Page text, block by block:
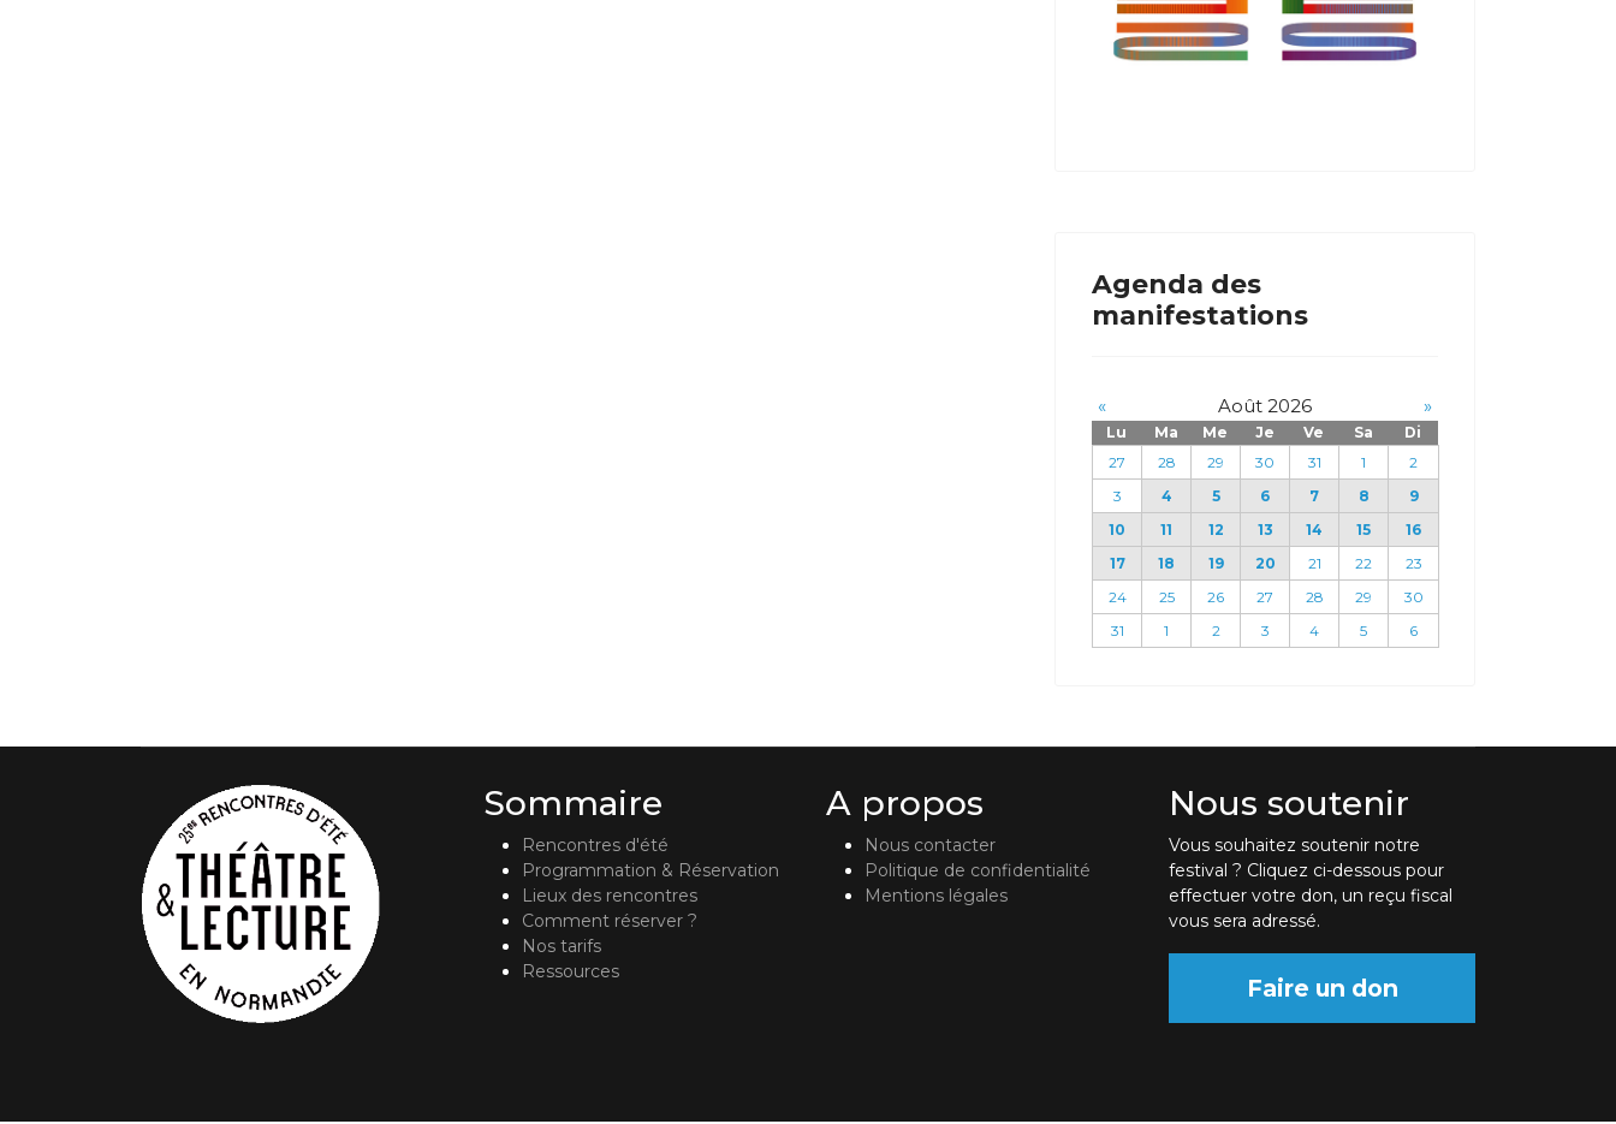
Agenda des
manifestations
« Août 2026 »
Lu Ma Me Je Ve Sa
Di
27
28 29 30 31 1
2
3
4 5 6 7 8
9
10
11 12 13 14 15
16
17
18 19 20 21 22
23
24
25 26 27 28 29
30
31
1 2 3 4 5 6
Sommaire
Rencontres d'été
Programmation & Réservation
Lieux des rencontres
Comment réserver ?
Nos tarifs
Ressources
A propos
Nous contacter
Politique de confidentialité
Mentions légales
Nous soutenir
Vous souhaitez soutenir notre
festival ? Cliquez ci-dessous pour
effectuer votre don, un reçu fiscal
vous sera adressé.
Faire un don